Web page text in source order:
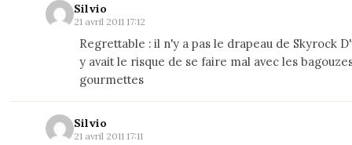
Silvio
21 avril 2011 17:12
Regrettable : il n'y a pas le drapeau de Skyrock
y avait le risque de se faire mal avec les
gourmettes
Silvio
21 avril 2011 17:11